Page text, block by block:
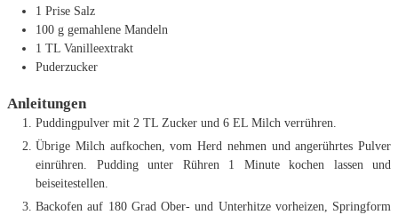
1 Prise Salz
100 g gemahlene Mandeln
1 TL Vanilleextrakt
Puderzucker
Anleitungen
Puddingpulver mit 2 TL Zucker und 6 EL Milch verrühren.
Übrige Milch aufkochen, vom Herd nehmen und angerührtes Pulver
einrühren. Pudding unter Rühren 1 Minute kochen lassen und
beiseitestellen.
Backofen auf 180 Grad Ober- und Unterhitze vorheizen, Springform